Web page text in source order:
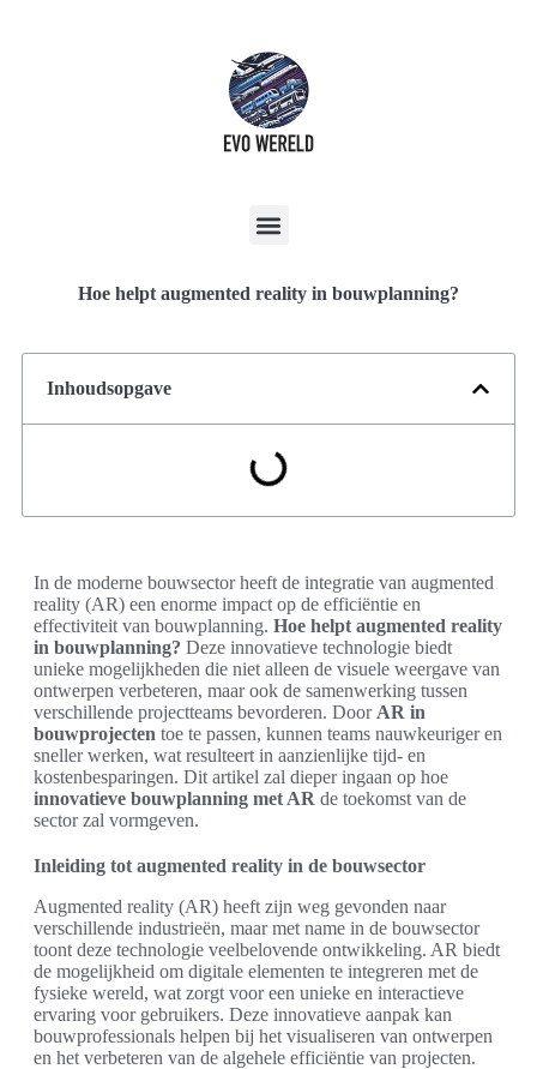
Hoe helpt augmented reality in bouwplanning?
Inhoudsopgave
In de moderne bouwsector heeft de integratie van augmented
reality (AR) een enorme impact op de efficiëntie en
effectiviteit van bouwplanning. Hoe helpt augmented reality
in bouwplanning? Deze innovatieve technologie biedt
unieke mogelijkheden die niet alleen de visuele weergave van
ontwerpen verbeteren, maar ook de samenwerking tussen
verschillende projectteams bevorderen. Door AR in
bouwprojecten toe te passen, kunnen teams nauwkeuriger en
sneller werken, wat resulteert in aanzienlijke tijd- en
kostenbesparingen. Dit artikel zal dieper ingaan op hoe
innovatieve bouwplanning met AR de toekomst van de
sector zal vormgeven.
Inleiding tot augmented reality in de bouwsector
Augmented reality (AR) heeft zijn weg gevonden naar
verschillende industrieën, maar met name in de bouwsector
toont deze technologie veelbelovende ontwikkeling. AR biedt
de mogelijkheid om digitale elementen te integreren met de
fysieke wereld, wat zorgt voor een unieke en interactieve
ervaring voor gebruikers. Deze innovatieve aanpak kan
bouwprofessionals helpen bij het visualiseren van ontwerpen
en het verbeteren van de algehele efficiëntie van projecten.